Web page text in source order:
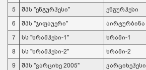
5 შპს "ენგურჰესი" ენგურჰესი
6
შპს "ჯიფაუერი" აირტურბინა
7
სს "ხრამჰესი-1" ხრამი-1
8
სს "ხრამჰესი-2" ხრამი-2
9
შპს "ვარციხე 2005" ვარციხეჰესი